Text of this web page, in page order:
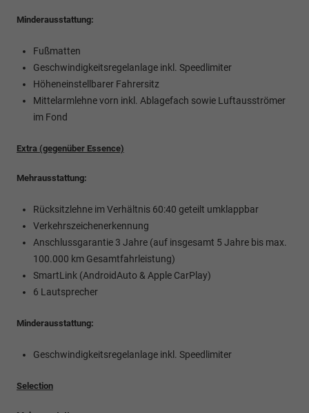
Minderausstattung:
Fußmatten
Geschwindigkeitsregelanlage inkl. Speedlimiter
Höheneinstellbarer Fahrersitz
Mittelarmlehne vorn inkl. Ablagefach sowie Luftausströmer
im Fond
Extra (gegenüber Essence)
Mehrausstattung:
Rücksitzlehne im Verhältnis 60:40 geteilt umklappbar
Verkehrszeichenerkennung
Anschlussgarantie 3 Jahre (auf insgesamt 5 Jahre bis max.
100.000 km Gesamtfahrleistung)
SmartLink (AndroidAuto & Apple CarPlay)
6 Lautsprecher
Minderausstattung:
Geschwindigkeitsregelanlage inkl. Speedlimiter
Selection